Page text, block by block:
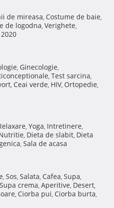
de mireasa, Costume de baie,
de logodna, Verighete,
, Ginecologie,
, Test sarcina,
, Ceai verde, HIV, Ortopedie,
, Yoga, Intretinere,
, Dieta de slabit, Dieta
, Sala de acasa
, Sos, Salata, Cafea, Supa,
Supa crema, Aperitive, Desert,
, Ciorba pui, Ciorba burta,